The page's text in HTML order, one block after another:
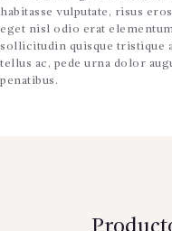
habitasse vulputate, risus
eget nisl odio erat
sollicitudin quisque tristique
tellus ac, pede urna dolor
penatibus.